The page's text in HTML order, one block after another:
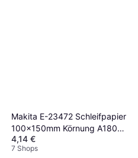
Makita E-23472 Schleifpapier
100x150mm Körnung A180
Klett 7 Loch 10 Stück
4,14 €
7 Shops